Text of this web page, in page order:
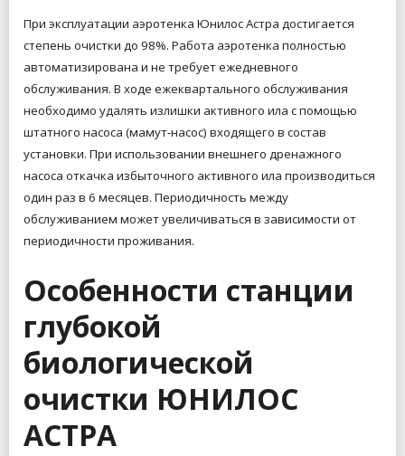
При эксплуатации аэротенка Юнилос Астра достигается
степень очистки до 98%. Работа аэротенка полностью
автоматизирована и не требует ежедневного
обслуживания. В ходе ежеквартального обслуживания
необходимо удалять излишки активного ила с помощью
штатного насоса (мамут-насос) входящего в состав
установки. При использовании внешнего дренажного
насоса откачка избыточного активного ила производиться
один раз в 6 месяцев. Периодичность между
обслуживанием может увеличиваться в зависимости от
периодичности проживания.
Особенности станции
глубокой
биологической
очистки ЮНИЛОС
АСТРА